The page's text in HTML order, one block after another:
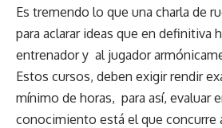
Es tremendo lo que una charla de
para aclarar ideas que en definitiva
entrenador y al jugador
Estos cursos, deben exigir rendir
mínimo de horas, para así, evaluar
conocimiento está el que concurre